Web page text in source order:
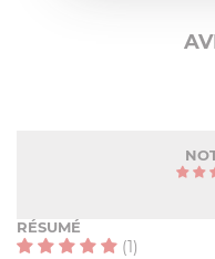
RÉSUMÉ
(1)